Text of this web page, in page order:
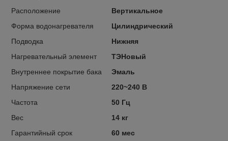
Расположение
Вертикальное
Форма водонагревателя
Цилиндрический
Подводка
Нижняя
Нагревательный элемент
ТЭНовый
Внутреннее покрытие бака
Эмаль
Напряжение сети
220~240 В
Частота
50 Гц
Вес
14 кг
Гарантийный срок
60 мес